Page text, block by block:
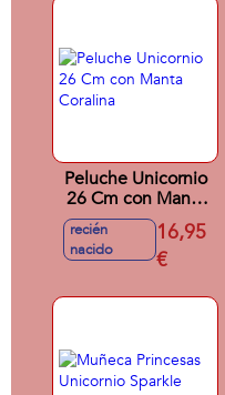
Peluche Unicornio
26 Cm con Manta
Coralina
recién
nacido
16,95
€